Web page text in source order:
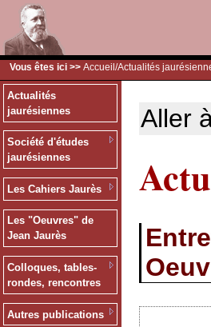
Vous êtes ici >> Accueil /Actualités
Actualités
jaurésiennes
Société d'études
jaurésiennes
Les Cahiers Jaurès
Les "Oeuvres" de
Jean Jaurès
Colloques, tables-
rondes, rencontres
Autres publications
Aller